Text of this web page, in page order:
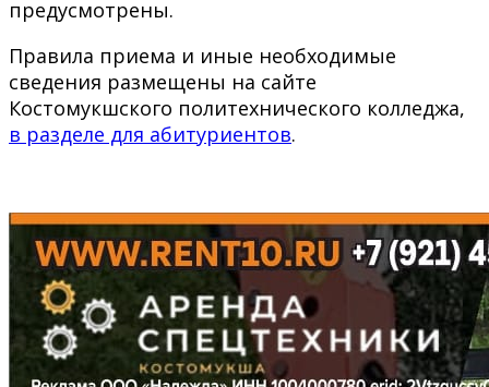
предусмотрены.
Правила приема и иные необходимые
сведения размещены на сайте
Костомукшского политехнического колледжа,
в разделе для абитуриентов.